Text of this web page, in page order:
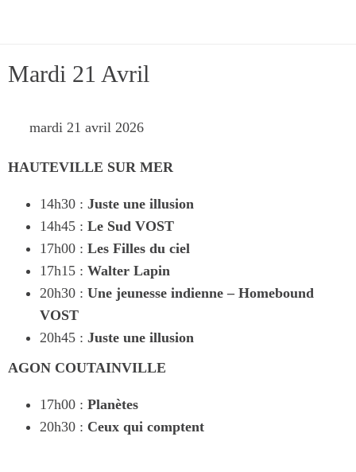
Mardi 21 Avril
mardi 21 avril 2026
HAUTEVILLE SUR MER
14h30 : Juste une illusion
14h45 : Le Sud VOST
17h00 : Les Filles du ciel
17h15 : Walter Lapin
20h30 : Une jeunesse indienne – Homebound
VOST
20h45 : Juste une illusion
AGON COUTAINVILLE
17h00 : Planètes
20h30 : Ceux qui comptent